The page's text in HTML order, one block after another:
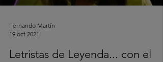
Fernando Martín
19 oct 2021
Letristas de Leyenda... con el